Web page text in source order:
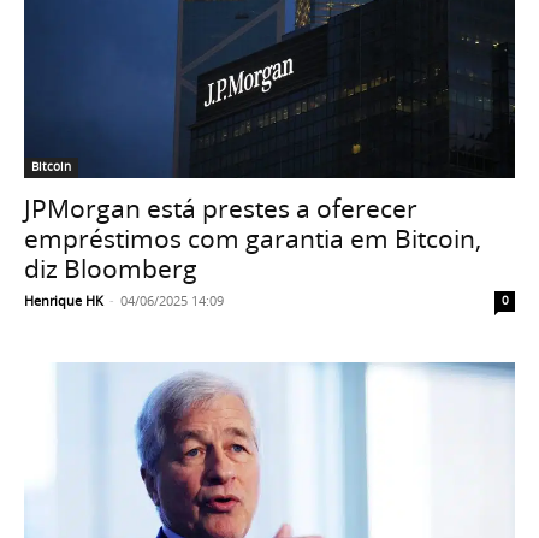
Bitcoin
JPMorgan está prestes a oferecer
empréstimos com garantia em Bitcoin,
diz Bloomberg
Henrique HK - 04/06/2025 14:09 0